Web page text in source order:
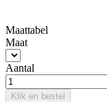
Maattabel
Maat
Aantal
Klik en bestel